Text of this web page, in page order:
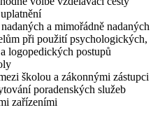
a mimořádně nadaných
při použití psychologických,
logopedických postupů
školou a zákonnými zástupci
poradenských služeb
zařízeními